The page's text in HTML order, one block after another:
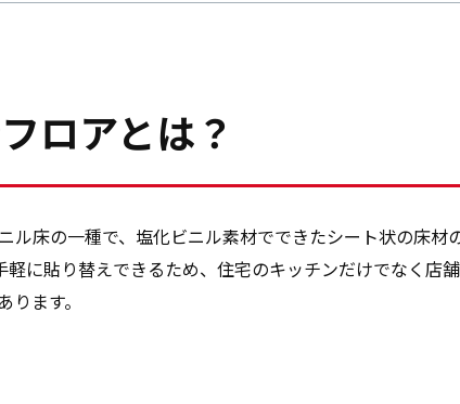
ロアとは？
ル床の一種で、塩化ビニル素材でできたシート状の床材
に貼り替えできるため、住宅のキッチンだけでなく店
ます。